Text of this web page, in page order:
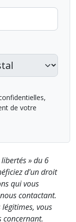
de votre
» du 6
d'un droit
qui vous
contactant.
vous
concernant.